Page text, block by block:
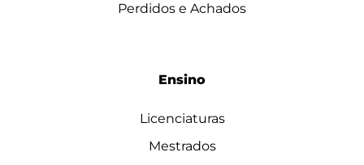
Perdidos e Achados
Ensino
Licenciaturas
Mestrados